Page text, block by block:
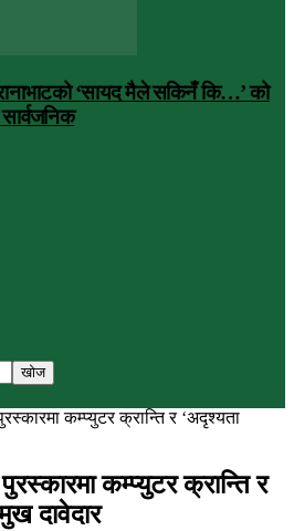
‘सायद मैले सकिनँ कि…’ को
कम्प्युटर क्रान्ति र ‘अदृश्यता
कम्प्युटर क्रान्ति र
दावेदार